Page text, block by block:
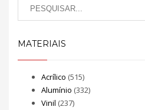
MATERIAIS
Acrílico (515)
Alumínio (332)
Vinil (237)